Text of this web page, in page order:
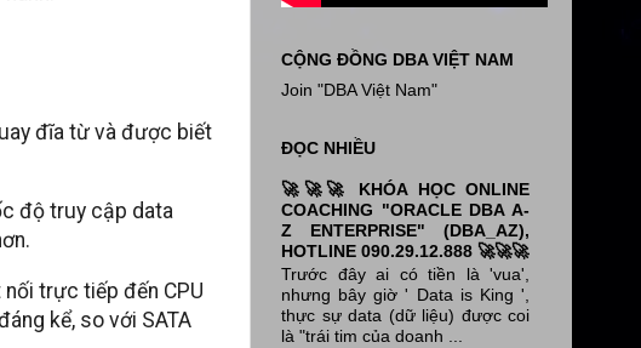
đĩa từ và được biết
độ truy cập data
trực tiếp đến CPU
kể, so với SATA
CỘNG ĐỒNG DBA VIỆT NAM
Join "DBA Việt Nam"
ĐỌC NHIỀU
🚀🚀🚀 KHÓA HỌC ONLINE
COACHING "ORACLE DBA A-
Z ENTERPRISE" (DBA_AZ),
HOTLINE 090.29.12.888 🚀🚀🚀
Trước đây ai có tiền là 'vua',
nhưng bây giờ ' Data is King ',
thực sự data (dữ liệu) được coi
là "trái tim của doanh ...